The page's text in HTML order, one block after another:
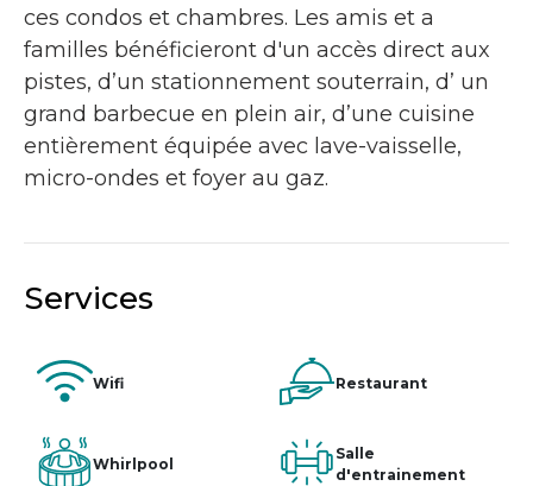
ces condos et chambres. Les amis et a
familles bénéficieront d'un accès direct aux
pistes, d’un stationnement souterrain, d’ un
grand barbecue en plein air, d’une cuisine
entièrement équipée avec lave-vaisselle,
micro-ondes et foyer au gaz.
Services
Wifi Restaurant
Whirlpool
Salle
d'entrainement